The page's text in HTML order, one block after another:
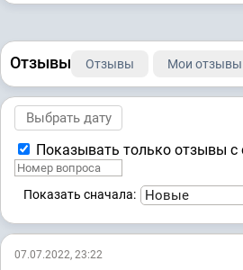
Отзывы Отзывы Мои отзывы
Показывать только отзывы с
Показать сначала:
07.07.2022, 23:22